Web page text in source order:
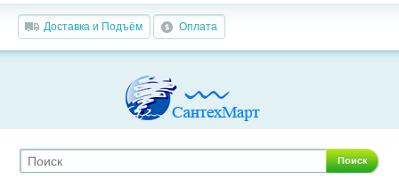
Доставка и Подъём Оплата
Поиск